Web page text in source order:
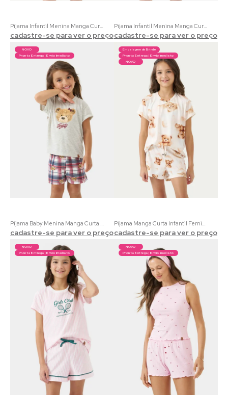
Pijama Infantil Menina Manga Curta Auquático Club 100% Algodão | Acompanha adesivos de brinde
cadastre-se para ver o preço
Pijama Infantil Menina Manga Curta Coordenado Teddy Bear | Meia Malha Mescla e Estampa Urso Xadrez
cadastre-se para ver o preço
NOVO
Pronta Entrega | Envio Imediato
Pijama Baby Menina Manga Curta Coordenado Teddy Bear | Meia Malha Mescla e Estampa Urso Xadrez
cadastre-se para ver o preço
Embalagem de Brinde
Pronta Entrega | Envio Imediato
NOVO
Pijama Manga Curta Infantil Feminino Sonhos de Fofura | Touch Light Estampa Ursinhos e Caixa Brinde
cadastre-se para ver o preço
NOVO
Pronta Entrega | Envio Imediato
NOVO
Pronta Entrega | Envio Imediato